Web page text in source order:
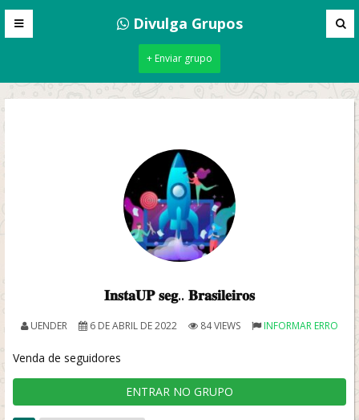
Divulga Grupos
+ Enviar grupo
𝐈𝐧𝐬𝐭𝐚𝐔𝐏 𝐬𝐞𝐠.. 𝐁𝐫𝐚𝐬𝐢𝐥𝐞𝐢𝐫𝐨𝐬
UENDER 6 DE ABRIL DE 2022 84 VIEWS INFORMAR ERRO
Venda de seguidores
ENTRAR NO GRUPO